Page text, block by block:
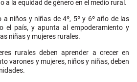
a la equidad de género en el medio rural.
a niños y niñas de 4º, 5º y 6º año de las
el país, y apunta al empoderamiento y
niñas y mujeres rurales.
rurales deben aprender a crecer en
varones y mujeres, niños y niñas, deben